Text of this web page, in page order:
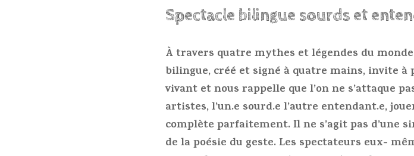
Spectacle bilingue sourds et
À travers quatre mythes et légendes du
bilingue, créé et signé à quatre mains, invite
vivant et nous rappelle que l’on ne s’attaque
artistes, l’un.e sourd.e l’autre entendant.e,
complète parfaitement. Il ne s’agit pas d’une
de la poésie du geste. Les spectateurs eux-